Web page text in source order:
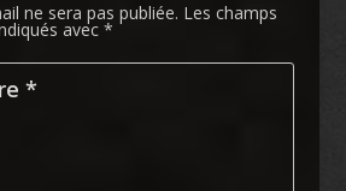
ne sera pas publiée. Les champs
avec *